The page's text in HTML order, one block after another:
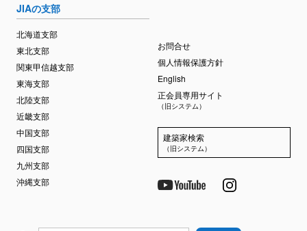
JIAの支部
北海道支部
東北支部
関東甲信越支部
東海支部
北陸支部
近畿支部
中国支部
四国支部
九州支部
沖縄支部
お問合せ
個人情報保護方針
English
正会員専用サイト
（旧システム）
建築家検索
（旧システム）